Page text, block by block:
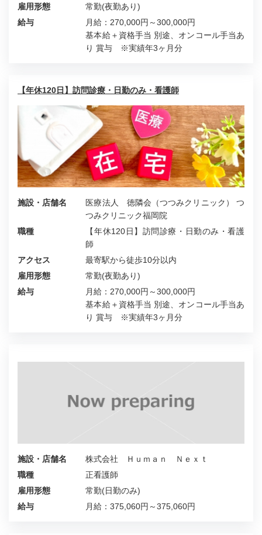
雇用形態
常勤(夜勤あり)
給与
月給：270,000円～300,000円
基本給＋資格手当 別途、オンコール手当あ
り 賞与 ※実績年3ヶ月分
【年休120日】訪問診療・日勤のみ・看護師
施設・店舗名
医療法人 徳隣会（つつみクリニック） つ
つみクリニック福岡院
職種
【年休120日】訪問診療・日勤のみ・看護
師
アクセス
最寄駅から徒歩10分以内
雇用形態
常勤(夜勤あり)
給与
月給：270,000円～300,000円
基本給＋資格手当 別途、オンコール手当あ
り 賞与 ※実績年3ヶ月分
施設・店舗名
株式会社 Ｈｕｍａｎ Ｎｅｘｔ
職種
正看護師
雇用形態
常勤(日勤のみ)
給与
月給：375,060円～375,060円